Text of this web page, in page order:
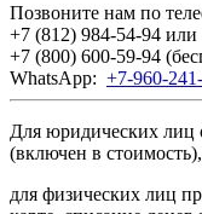
Позвоните нам по
+7 (812) 984-54-94 или
+7 (800) 600-59-94
WhatsApp: +7-960-
Для юридических лиц
(включен в
для физических лиц